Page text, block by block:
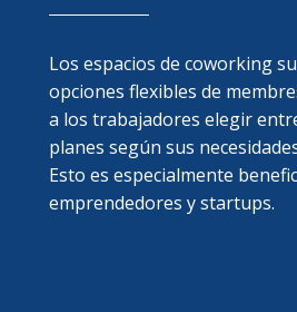
Los espacios de coworking
opciones flexibles de
a los trabajadores elegir
planes según sus
Esto es especialmente
emprendedores y startups.